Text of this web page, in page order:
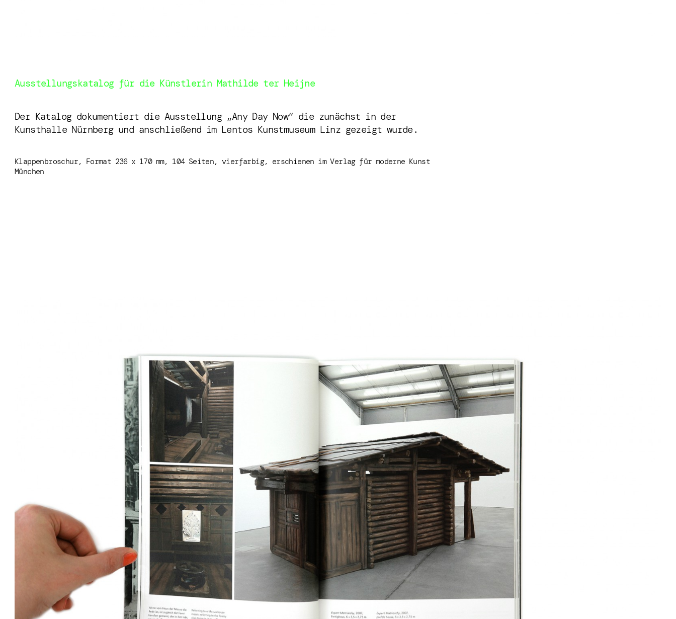
Ausstellungskatalog für die Künstlerin Mathilde ter Heijne
Der Katalog dokumentiert die Ausstellung „Any Day Now“ die zunächst in der
Kunsthalle Nürnberg und anschließend im Lentos Kunstmuseum Linz gezeigt wurde.
Klappenbroschur, Format 236 x 170 mm, 104 Seiten, vierfarbig, erschienen im Verlag für moderne Kunst
München